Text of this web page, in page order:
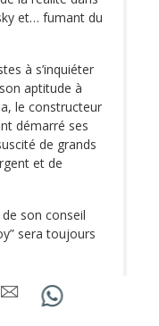
et… fumant du
à s’inquiéter
aptitude à
le constructeur
démarré ses
de grands
et de
son conseil
sera toujours